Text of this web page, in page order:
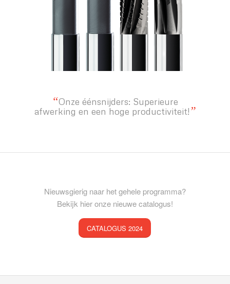
“Onze éénsnijders: Superieure
afwerking en een hoge productiviteit!”
Nieuwsgierig naar het gehele programma?
Bekijk hier onze nieuwe catalogus!
CATALOGUS 2024